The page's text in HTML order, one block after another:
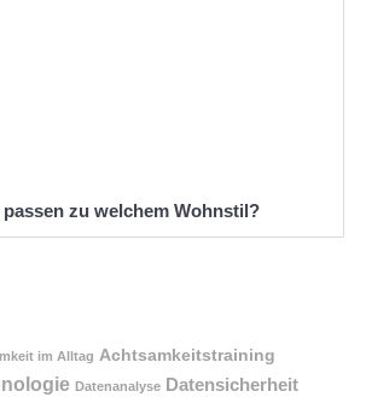
zu welchem Wohnstil?
im Alltag Achtsamkeitstraining
Datenanalyse Datensicherheit